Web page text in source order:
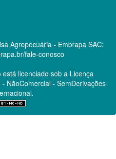
Agropecuária - Embrapa SAC:
fale-conosco
licenciado sob a Licença
NãoComercial - SemDerivações